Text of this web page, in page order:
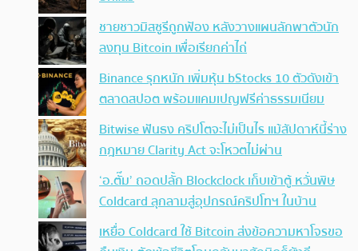
ชายชาวมิสซูรีถูกฟ้อง หลังวางแผนลักพาตัวนัก
ลงทุน Bitcoin เพื่อเรียกค่าไถ่
Binance รุกหนัก เพิ่มหุ้น bStocks 10 ตัวดังเข้า
ตลาดสปอต พร้อมแคมเปญฟรีค่าธรรมเนียม
Bitwise ฟันธง คริปโตจะไม่เป็นไร แม้สัปดาห์นี้ร่าง
กฎหมาย Clarity Act จะโหวตไม่ผ่าน
‘อ.ตั๊ม’ ถอดปลั้ก Blockclock เก็บเข้าตู้ หวั่นพิษ
Coldcard ลุกลามสู่อุปกรณ์คริปโทฯ ในบ้าน
เหยื่อ Coldcard ใช้ Bitcoin ส่งข้อความหาโจรขอ